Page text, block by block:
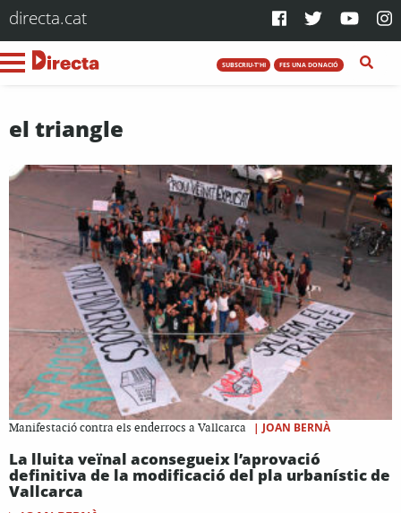
directa.cat
SUBSCRIU-T'HI FES UNA DONACIÓ
el triangle
Manifestació contra els enderrocs a Vallcarca | JOAN BERNÀ
La lluita veïnal aconsegueix l’aprovació
definitiva de la modificació del pla urbanístic de
Vallcarca